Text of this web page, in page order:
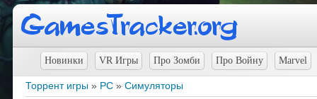
Новинки VR Игры Про Зомби Про Войну Marvel
Торрент игры » PC » Симуляторы